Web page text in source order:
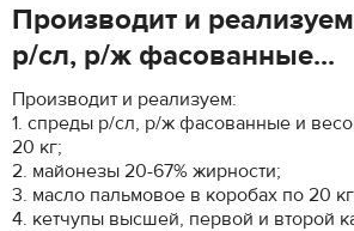
Производит и
р/сл, р/ж фасованные...
Производит и реализуем:
1. спреды р/сл, р/ж фасованные и
20 кг;
2. майонезы 20-67% жирности;
3. масло пальмовое в коробах по 20
4. кетчупы высшей, первой и второй